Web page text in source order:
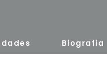
Biografia